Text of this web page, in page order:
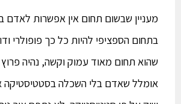
מעניין שבשום תחום אין אפשרות לאדם
בתחום הספציפי להיות כל כך פופולרי
שהוא תחום מאוד עמוק וקשה, נהיה
אומלל שאדם בלי השכלה בסטטיסטיקה